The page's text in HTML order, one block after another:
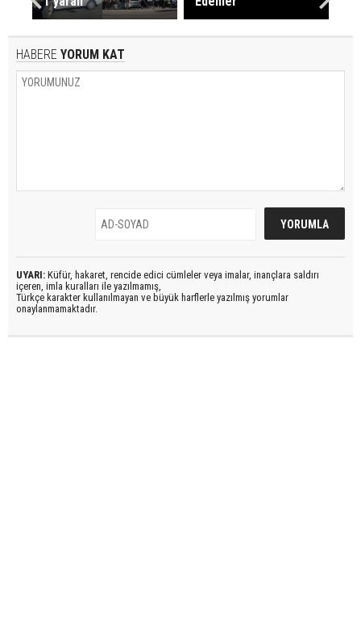
HABERE YORUM KAT
UYARI: Küfür, hakaret, rencide edici cümleler veya imalar, inançlara saldırı
içeren, imla kuralları ile yazılmamış,
Türkçe karakter kullanılmayan ve büyük harflerle yazılmış yorumlar
onaylanmamaktadır.